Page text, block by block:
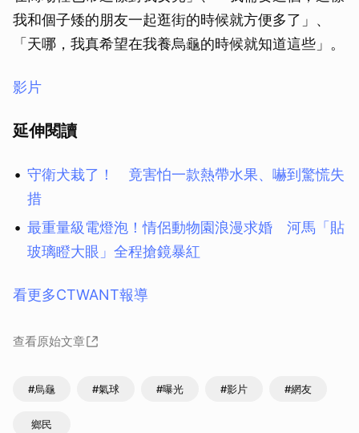
我和個子矮的朋友一起逛街的時候就方便多了」、
「天哪，我真希望在我養烏龜的時候就知道這些」。
影片
延伸閱讀
守衛犬栽了！ 竟害怕一款熱帶水果、嚇到驚慌失
措
最重量級電燈泡！情侶動物園浪漫求婚 河馬「貼
玻璃瞪大眼」全程搶鏡暴紅
看更多CTWANT報導
查看原始文章
#烏龜 #氣球 #曝光 #影片 #網友
鄉民